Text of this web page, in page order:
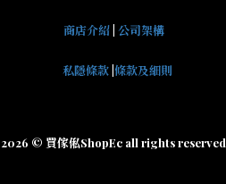
商店介紹| 公司架構
私隱條款 條款及細則
2026 © 買傢俬ShopEc all rights reserved